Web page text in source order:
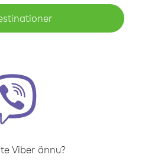
Viber ännu?